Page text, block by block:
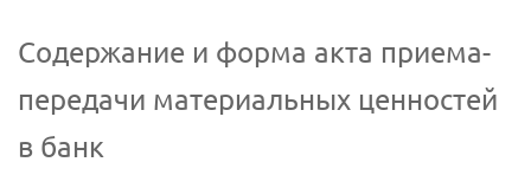
Содержание и форма акта приема-
передачи материальных ценностей
в банк